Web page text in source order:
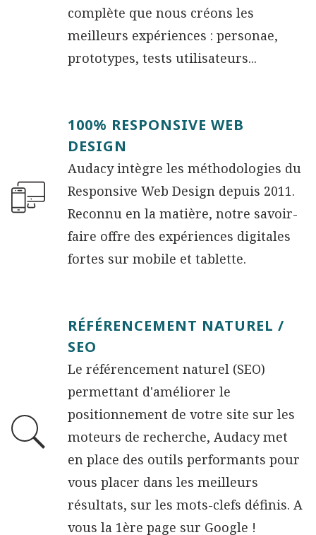
complète que nous créons les
meilleurs expériences : personae,
prototypes, tests utilisateurs...
100% RESPONSIVE WEB
DESIGN
Audacy intègre les méthodologies du
Responsive Web Design depuis 2011.
Reconnu en la matière, notre savoir-
faire offre des expériences digitales
fortes sur mobile et tablette.
RÉFÉRENCEMENT NATUREL /
SEO
Le référencement naturel (SEO)
permettant d'améliorer le
positionnement de votre site sur les
moteurs de recherche, Audacy met
en place des outils performants pour
vous placer dans les meilleurs
résultats, sur les mots-clefs définis. A
vous la 1ère page sur Google !